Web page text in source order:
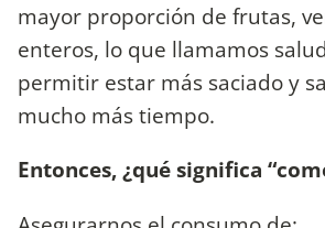
mayor proporción de frutas,
enteros, lo que llamamos
permitir estar más saciado y
mucho más tiempo.
Entonces, ¿qué significa